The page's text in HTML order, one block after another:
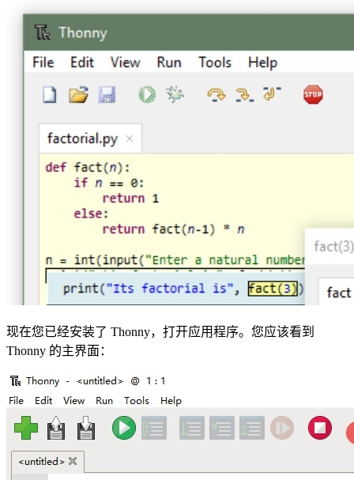
现在您已经安装了 Thonny，打开应用程序。您应该看到
Thonny 的主界面：